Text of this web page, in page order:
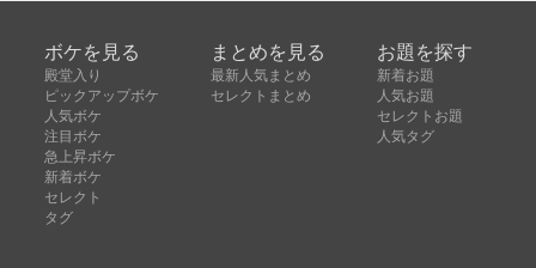
ボケを見る
殿堂入り
ピックアップボケ
人気ボケ
注目ボケ
急上昇ボケ
新着ボケ
セレクト
タグ
まとめを見る
最新人気まとめ
セレクトまとめ
お題を探す
新着お題
人気お題
セレクトお題
人気タグ